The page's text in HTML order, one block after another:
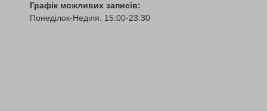
Графік можливих записів:
Понеділок-Неділя: 15:00-23:30